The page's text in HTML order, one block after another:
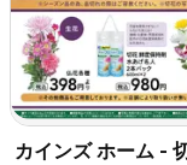
カインズ ホーム -